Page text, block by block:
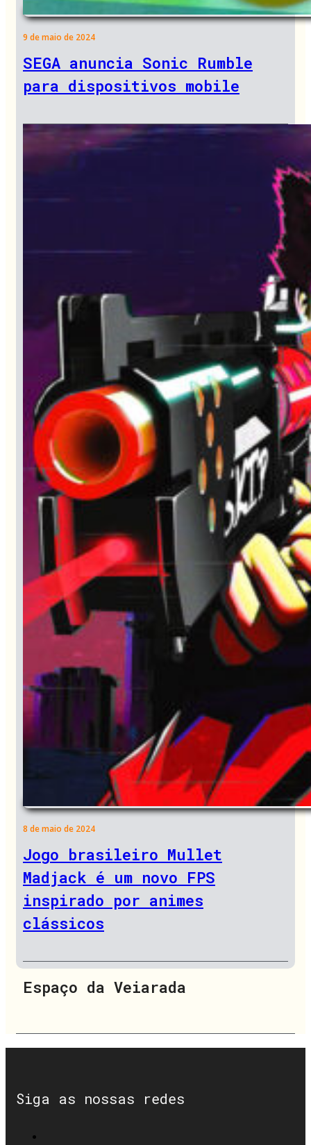
9 de maio de 2024
SEGA anuncia Sonic Rumble
para dispositivos mobile
8 de maio de 2024
Jogo brasileiro Mullet
Madjack é um novo FPS
inspirado por animes
clássicos
Espaço da Veiarada
Siga as nossas redes